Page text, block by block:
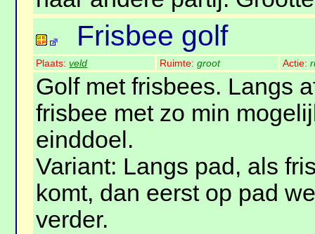
Frisbee golf
Plaats:veld Ruimte:groot Actie:
Golf met frisbees. Langs
frisbee met zo min
einddoel.
Variant: Langs pad, als
komt, dan eerst op pad
verder.